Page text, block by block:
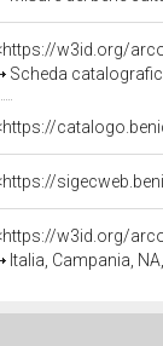
w3id.org/
Scheda
w3id.org/
Italia, Campania,